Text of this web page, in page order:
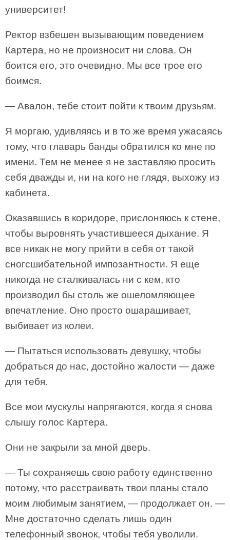
университет!
Ректор взбешен вызывающим поведением
Картера, но не произносит ни слова. Он
боится его, это очевидно. Мы все трое его
боимся.
— Авалон, тебе стоит пойти к твоим друзьям.
Я моргаю, удивляясь и в то же время ужасаясь
тому, что главарь банды обратился ко мне по
имени. Тем не менее я не заставляю просить
себя дважды и, ни на кого не глядя, выхожу из
кабинета.
Оказавшись в коридоре, прислоняюсь к стене,
чтобы выровнять участившееся дыхание. Я
все никак не могу прийти в себя от такой
сногсшибательной импозантности. Я еще
никогда не сталкивалась ни с кем, кто
производил бы столь же ошеломляющее
впечатление. Оно просто ошарашивает,
выбивает из колеи.
— Пытаться использовать девушку, чтобы
добраться до нас, достойно жалости — даже
для тебя.
Все мои мускулы напрягаются, когда я снова
слышу голос Картера.
Они не закрыли за мной дверь.
— Ты сохраняешь свою работу единственно
потому, что расстраивать твои планы стало
моим любимым занятием, — продолжает он. —
Мне достаточно сделать лишь один
телефонный звонок, чтобы тебя уволили.